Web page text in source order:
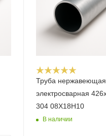
Труба нержавеющая
электросварная
304 08Х18Н10
В наличии